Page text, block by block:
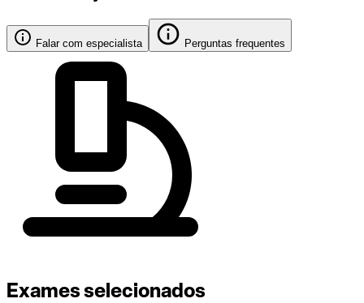
Falar com especialista Perguntas frequentes
Exames selecionados